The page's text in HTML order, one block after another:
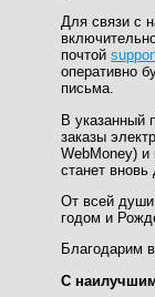
Для связи с
почтой
оперативно
письма.
В указанный
заказы
WebMoney) и
станет вновь
От всей
годом и
Благодарим
С